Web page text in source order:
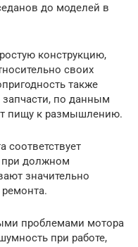
до моделей в
конструкцию,
своих
также
по данным
пищу к размышлению.
соответствует
при должном
значительно
проблемами мотора
при работе,